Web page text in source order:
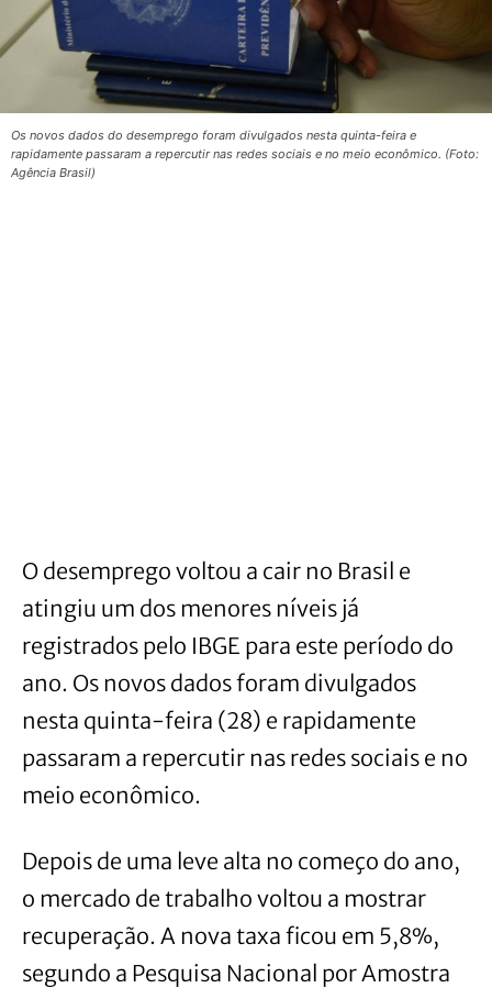
Os novos dados do desemprego foram divulgados nesta quinta-feira e
rapidamente passaram a repercutir nas redes sociais e no meio econômico. (Foto:
Agência Brasil)
O desemprego voltou a cair no Brasil e
atingiu um dos menores níveis já
registrados pelo IBGE para este período do
ano. Os novos dados foram divulgados
nesta quinta-feira (28) e rapidamente
passaram a repercutir nas redes sociais e no
meio econômico.
Depois de uma leve alta no começo do ano,
o mercado de trabalho voltou a mostrar
recuperação. A nova taxa ficou em 5,8%,
segundo a Pesquisa Nacional por Amostra